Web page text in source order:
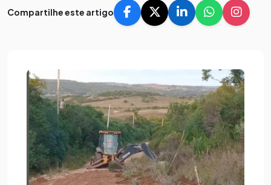
Compartilhe este artigo